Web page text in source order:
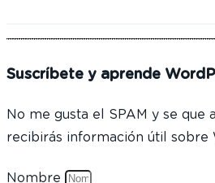
Suscríbete y aprende
No me gusta el SPAM y se que
recibirás información útil sobre
Nombre